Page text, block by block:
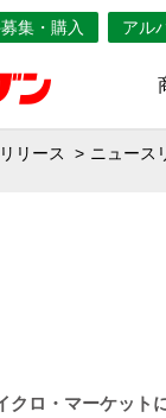
集・購入 アル
リース ニュース
クロ・マーケット